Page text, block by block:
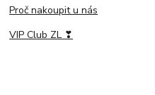
Proč nakoupit u nás
VIP Club ZL ❣